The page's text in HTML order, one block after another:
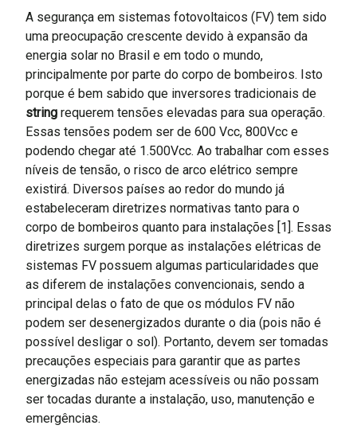
A segurança em sistemas fotovoltaicos (FV) tem sido
uma preocupação crescente devido à expansão da
energia solar no Brasil e em todo o mundo,
principalmente por parte do corpo de bombeiros. Isto
porque é bem sabido que inversores tradicionais de
string requerem tensões elevadas para sua operação.
Essas tensões podem ser de 600 Vcc, 800Vcc e
podendo chegar até 1.500Vcc. Ao trabalhar com esses
níveis de tensão, o risco de arco elétrico sempre
existirá. Diversos países ao redor do mundo já
estabeleceram diretrizes normativas tanto para o
corpo de bombeiros quanto para instalações [1]. Essas
diretrizes surgem porque as instalações elétricas de
sistemas FV possuem algumas particularidades que
as diferem de instalações convencionais, sendo a
principal delas o fato de que os módulos FV não
podem ser desenergizados durante o dia (pois não é
possível desligar o sol). Portanto, devem ser tomadas
precauções especiais para garantir que as partes
energizadas não estejam acessíveis ou não possam
ser tocadas durante a instalação, uso, manutenção e
emergências.